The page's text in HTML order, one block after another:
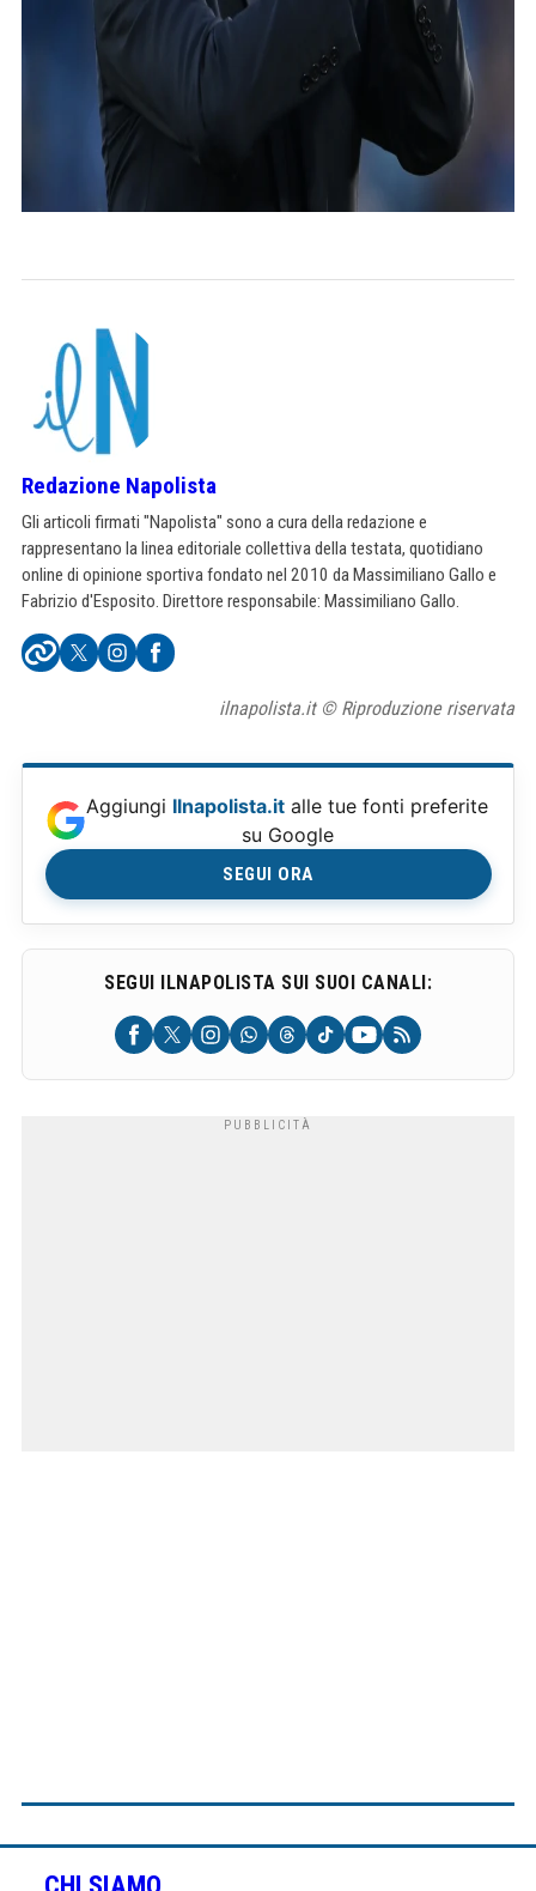
Redazione Napolista
Gli articoli firmati "Napolista" sono a cura della redazione e
rappresentano la linea editoriale collettiva della testata, quotidiano
online di opinione sportiva fondato nel 2010 da Massimiliano Gallo e
Fabrizio d'Esposito. Direttore responsabile: Massimiliano Gallo.
ilnapolista.it © Riproduzione riservata
Aggiungi Ilnapolista.it alle tue fonti preferite
su Google
SEGUI ORA
SEGUI ILNAPOLISTA SUI SUOI CANALI: